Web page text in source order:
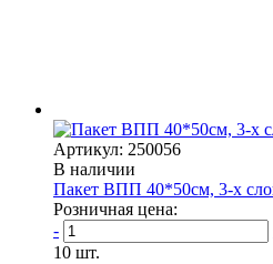
Артикул: 250056
В наличии
Пакет ВПП 40*50см, 3-х
Розничная цена:
-
10 шт.